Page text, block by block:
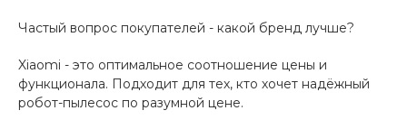
Частый вопрос покупателей - какой бренд лучше?
Xiaomi - это оптимальное соотношение цены и
функционала. Подходит для тех, кто хочет надёжный
робот-пылесос по разумной цене.